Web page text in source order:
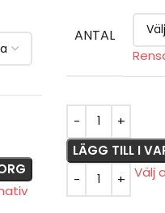
ANTAL
LÄGG TILL I
Välj